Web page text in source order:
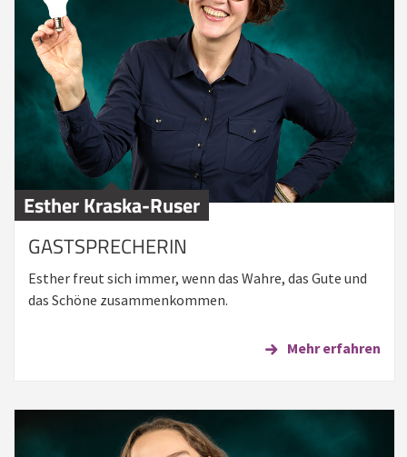
Esther Kraska-Ruser
GASTSPRECHERIN
Esther freut sich immer, wenn das Wahre, das Gute und
das Schöne zusammenkommen.
Mehr erfahren